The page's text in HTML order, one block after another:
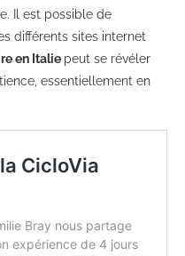
Il est possible de
différents sites internet
en Italie peut se révéler
essentiellement en